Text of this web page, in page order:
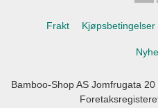
Frakt Kjøpsbetingelser
Bamboo-Shop AS Jomfrugata